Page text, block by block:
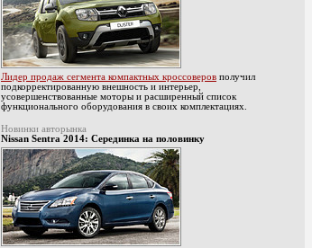
Лидер продаж сегмента компактных кроссоверов получил
подкорректированную внешность и интерьер,
усовершенствованные моторы и расширенный список
функционального оборудования в своих комплектациях.
Новинки авторынка
Nissan Sentra 2014: Серединка на половинку